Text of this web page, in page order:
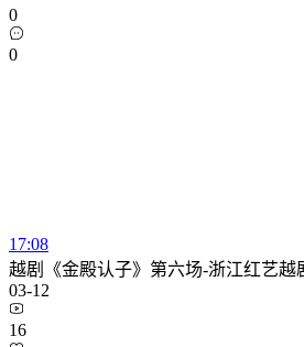
0
0
17:08
越剧《金殿认子》第六场-浙江红艺越
03-12
16